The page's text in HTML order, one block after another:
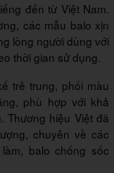
đến từ Việt Nam.
các mẫu balo xịn
lòng người dùng với
thời gian sử dụng.
trẻ trung, phối màu
phù hợp với khả
Thương hiệu Việt đã
chuyên về các
balo chống sốc